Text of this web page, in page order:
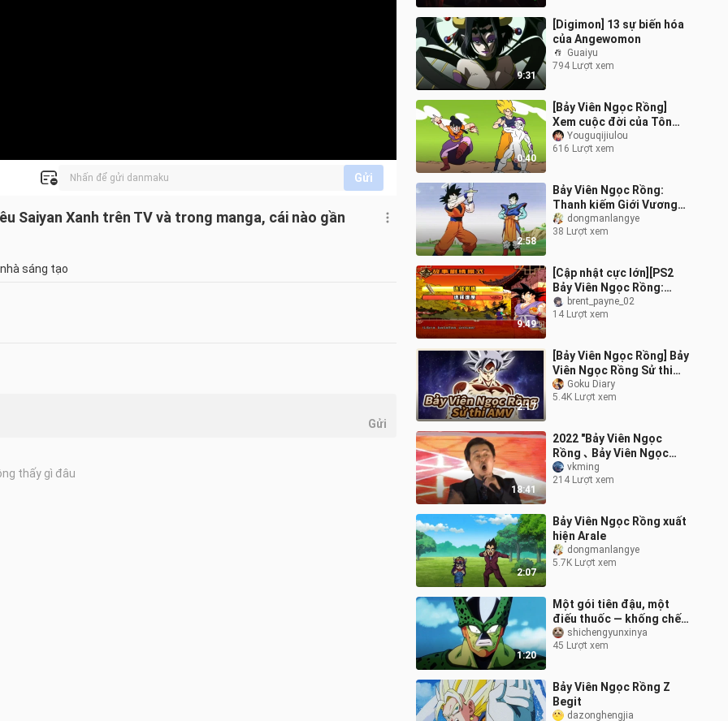
Gửi
Saiyan Xanh trên TV và trong manga, cái nào gần
sáng tạo
9:31
[Digimon] 13 sự biến hóa
của Angewomon
Guaiyu
794 Lượt xem
0:40
[Bảy Viên Ngọc Rồng]
Xem cuộc đời của Tôn
Ngộ Không và Tề Mặc
trong 40 giây!
Youguqijiulou
616 Lượt xem
2:58
Bảy Viên Ngọc Rồng:
Thanh kiếm Giới Vương
Thần trong truyền thuyết
rốt cuộc mạnh đến mức
dongmanlangye
38 Lượt xem
9:49
[Cập nhật cực lớn][PS2
Bảy Viên Ngọc Rồng:
Raging Blast 4 phiên bản
V14] đã ra mắt! Cốt
brent_payne_02
14 Lượt xem
2:17
[Bảy Viên Ngọc Rồng] Bảy
Viên Ngọc Rồng Sử thi
AMVGoku Diary
5.4K Lượt xem
18:41
2022 "Bảy Viên Ngọc
Rồng ､ Bảy Viên Ngọc
Rồng Z ､ Bảy Viên Ngọc
Rồng GT" phiên bản live
vkming
214 Lượt xem
2:07
Bảy Viên Ngọc Rồng xuất
hiện Arale
dongmanlangye
5.7K Lượt xem
1:20
Một gói tiên đậu, một
điếu thuốc — khống chế
mạnh mẽ Sa‑ru cả ngày
dài
shichengyunxinya
45 Lượt xem
Bảy Viên Ngọc Rồng Z
Begit
dazonghengjia
Gửi
thấy gì đâu